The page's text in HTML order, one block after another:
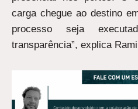
carga chegue ao destino
processo seja
transparência”, explica